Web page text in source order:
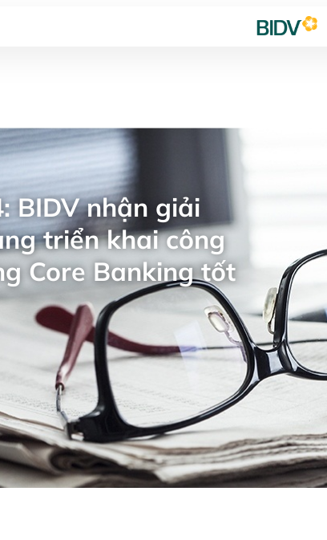
BIDV nhận giải
triển khai công
Core Banking tốt